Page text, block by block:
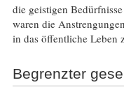
die geistigen
waren die
in das öffentliche Leben
Begrenzter